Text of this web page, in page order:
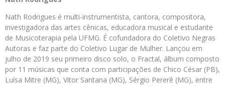
Nath Rodrigues é multi-instrumentista, cantora, compositora,
investigadora das artes cênicas, educadora musical e estudante
de Musicoterapia pela UFMG. É cofundadora do Coletivo Negras
Autoras e faz parte do Coletivo Lugar de Mulher. Lançou em
julho de 2019 seu primeiro disco solo, o Fractal, álbum composto
por 11 músicas que conta com participações de Chico César (PB),
Luísa Mitre (MG), Vitor Santana (MG), Sérgio Pererê (MG), entre